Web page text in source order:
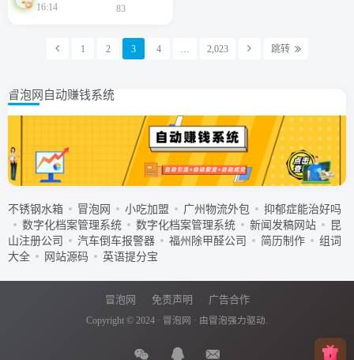
16:14
83
1 2 3 4 … 2,023 跳转
冒泡网自动赚钱系统
不锈钢水箱 冒泡网 小吃加盟 广州物流外包
抑郁症能治好吗
数字化档案管理系统
数字化档案管理系统 新闻发稿网站
昆
山注册公司
汽车倒车报警器 福州除甲醛公司 简历制作
组词
大全
网站源码 英语提分宝
冒泡网 免责声明 广告合作
Copyright © 2024 · 冒泡网 · 由 冒泡强力驱动.